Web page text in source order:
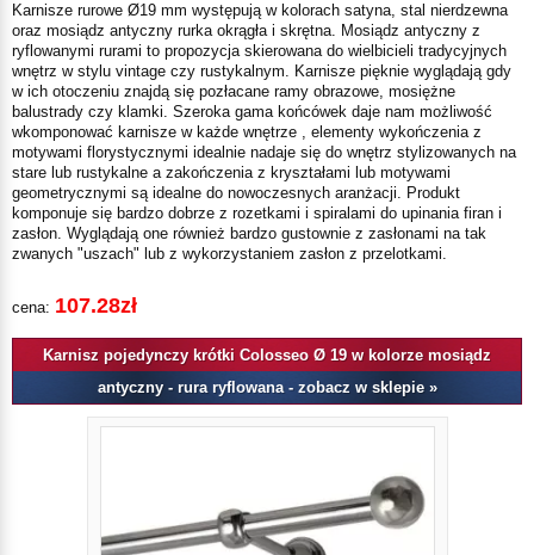
Karnisze rurowe Ø19 mm występują w kolorach satyna, stal nierdzewna
oraz mosiądz antyczny rurka okrągła i skrętna. Mosiądz antyczny z
ryflowanymi rurami to propozycja skierowana do wielbicieli tradycyjnych
wnętrz w stylu vintage czy rustykalnym. Karnisze pięknie wyglądają gdy
w ich otoczeniu znajdą się pozłacane ramy obrazowe, mosiężne
balustrady czy klamki. Szeroka gama końcówek daje nam możliwość
wkomponować karnisze w każde wnętrze , elementy wykończenia z
motywami florystycznymi idealnie nadaje się do wnętrz stylizowanych na
stare lub rustykalne a zakończenia z kryształami lub motywami
geometrycznymi są idealne do nowoczesnych aranżacji. Produkt
komponuje się bardzo dobrze z rozetkami i spiralami do upinania firan i
zasłon. Wyglądają one również bardzo gustownie z zasłonami na tak
zwanych "uszach" lub z wykorzystaniem zasłon z przelotkami.
cena: 107.28zł
Karnisz pojedynczy krótki Colosseo Ø 19 w kolorze mosiądz
antyczny - rura ryflowana - zobacz w sklepie »